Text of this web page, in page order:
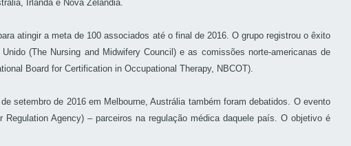
Irlanda e Nova Zelândia.
atingir a meta de 100 associados até o final de 2016. O grupo registrou o êxito
(The Nursing and Midwifery Council) e as comissões norte-americanas de
Board for Certification in Occupational Therapy, NBCOT).
setembro de 2016 em Melbourne, Austrália também foram debatidos. O evento
Agency) – parceiros na regulação médica daquele país. O objetivo é